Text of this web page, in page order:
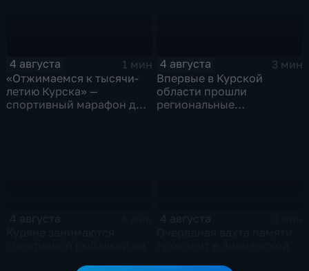
4 августа
1 мин
«Отжимаемся к тысячи-
летию Курска» —
спортивный марафон для
4 августа
3 мин
Впервые в Курской
области прошли
региональные